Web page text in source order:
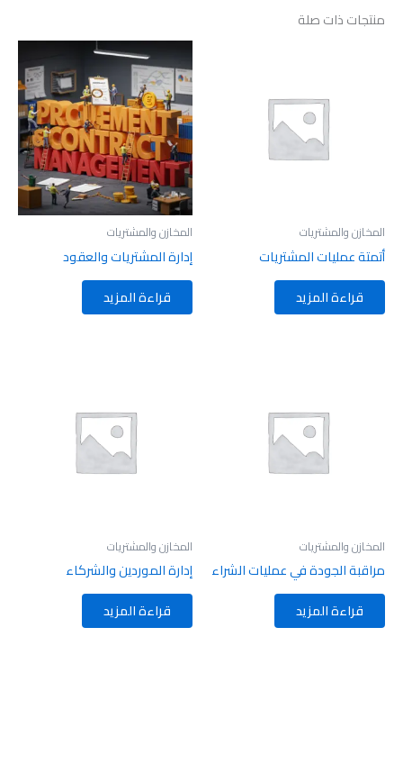
منتجات ذات صلة
المخازن والمشتريات
أتمتة عمليات المشتريات
قراءة المزيد
المخازن والمشتريات
إدارة المشتريات والعقود
قراءة المزيد
المخازن والمشتريات
مراقبة الجودة في عمليات الشراء
قراءة المزيد
المخازن والمشتريات
إدارة الموردين والشركاء
قراءة المزيد